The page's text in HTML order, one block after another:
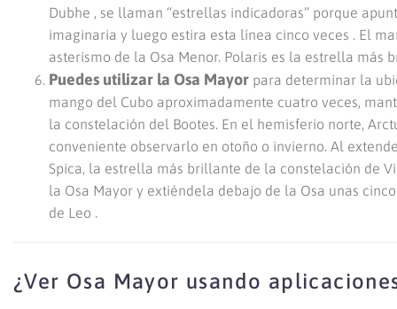
Dubhe , se llaman “estrellas indicadoras” porque
imaginaria y luego estira esta línea cinco veces . El
asterismo de la Osa Menor. Polaris es la estrella más
Puedes utilizar la Osa Mayor para determinar la
mango del Cubo aproximadamente cuatro veces,
la constelación del Bootes. En el hemisferio norte,
conveniente observarlo en otoño o invierno. Al
Spica, la estrella más brillante de la constelación de
la Osa Mayor y extiéndela debajo de la Osa unas
de Leo .
¿Ver Osa Mayor usando